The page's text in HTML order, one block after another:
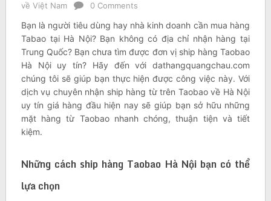
về Việt Nam
0 Comments
Bạn là người tiêu dùng hay nhà kinh doanh cần mua hàng
Tabao tại Hà Nội? Bạn không có địa chỉ nhận hàng tại
Trung Quốc? Bạn chưa tìm được đơn vị ship hàng Taobao
Hà Nội uy tín? Hãy đến với dathangquangchau.com
chúng tôi sẽ giúp bạn thực hiện được công việc này. Với
dịch vụ chuyên nhận ship hàng từ trên Taobao về Hà Nội
uy tín giá hàng đầu hiện nay sẽ giúp bạn sở hữu những
mặt hàng từ Taobao nhanh chóng, thuận tiện và tiết
kiệm.
Những cách ship hàng Taobao Hà Nội bạn có thể
lựa chọn